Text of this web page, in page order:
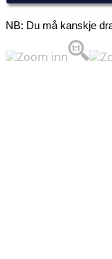
NB: Du må kanskje